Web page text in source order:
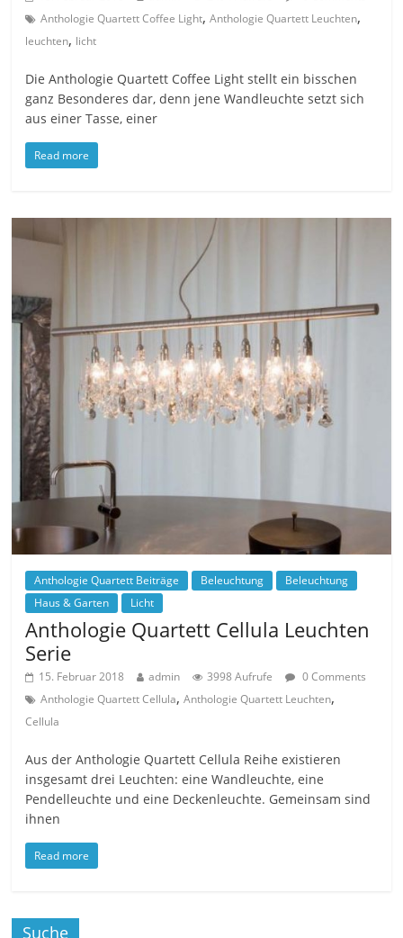
Anthologie Quartett Coffee Light,Anthologie Quartett Leuchten,
leuchten, licht
Die Anthologie Quartett Coffee Light stellt ein bisschen
ganz Besonderes dar, denn jene Wandleuchte setzt sich
aus einer Tasse, einer
Read more
Anthologie Quartett Beiträge Beleuchtung
Beleuchtung
Haus & Garten
Licht
Anthologie Quartett Cellula Leuchten
Serie
15. Februar 2018 admin 3998 Aufrufe
0 Comments
Anthologie Quartett Cellula,Anthologie Quartett Leuchten,
Cellula
Aus der Anthologie Quartett Cellula Reihe existieren
insgesamt drei Leuchten: eine Wandleuchte, eine
Pendelleuchte und eine Deckenleuchte. Gemeinsam sind
ihnen
Read more
Suche